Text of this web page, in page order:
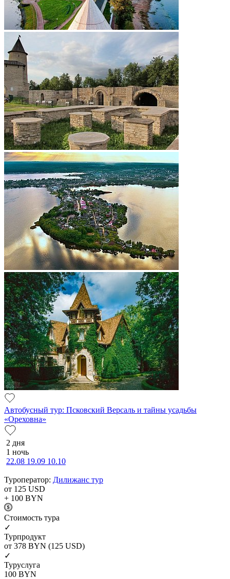
Автобусный тур: Псковский Версаль и тайны усадьбы
«Ореховна»
2 дня
1 ночь
22.08 19.09 10.10
Туроператор: Дилижанс тур
от 125 USD
+ 100 BYN
Cтоимость тура
✓
Турпродукт
от 378 BYN (125 USD)
✓
Туруслуга
100 BYN